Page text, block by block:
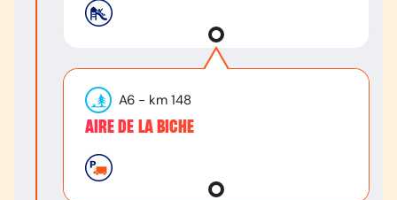
A6 - km 148
AIRE DE LA BICHE